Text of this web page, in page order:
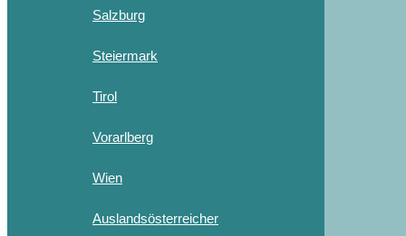
Salzburg
Steiermark
Tirol
Vorarlberg
Wien
Auslandsösterreicher